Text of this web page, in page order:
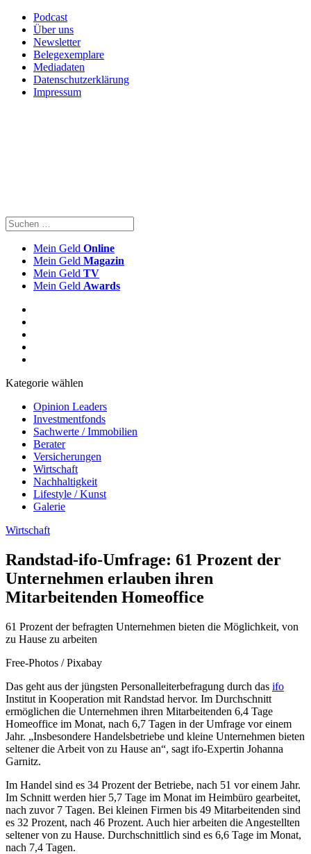
Podcast
Über uns
Newsletter
Belegexemplare
Mediadaten
Datenschutzerklärung
Impressum
Mein Geld Online
Mein Geld Magazin
Mein Geld TV
Mein Geld Awards
Kategorie wählen
Opinion Leaders
Investmentfonds
Sachwerte / Immobilien
Berater
Versicherungen
Wirtschaft
Nachhaltigkeit
Lifestyle / Kunst
Galerie
Wirtschaft
Randstad-ifo-Umfrage: 61 Prozent der
Unternehmen erlauben ihren
Mitarbeitenden Homeoffice
61 Prozent der befragten Unternehmen bieten die Möglichkeit, von
zu Hause zu arbeiten
Free-Photos / Pixabay
Das geht aus der jüngsten Personalleiterbefragung durch das ifo
Institut in Kooperation mit Randstad hervor. Im Durchschnitt
ermöglichen die Unternehmen ihren Mitarbeitenden 6,4 Tage
Homeoffice im Monat, nach 6,7 Tagen in der Umfrage vor einem
Jahr. „Insbesondere Handelsbetriebe und kleine Unternehmen bieten
seltener die Arbeit von zu Hause an“, sagt ifo-Expertin Johanna
Garnitz.
Im Handel sind es 34 Prozent der Betriebe, nach 51 vor einem Jahr.
Im Schnitt werden hier 5,7 Tage im Monat im Heimbüro gearbeitet,
nach zuvor 7 Tagen. Bei kleinen Firmen bis 49 Mitarbeitenden sind
es 32 Prozent, nach 46 Prozent. Auch hier arbeiten die Angestellten
seltener von zu Hause. Durchschnittlich sind es 6,6 Tage im Monat,
nach 7,4 Tagen.